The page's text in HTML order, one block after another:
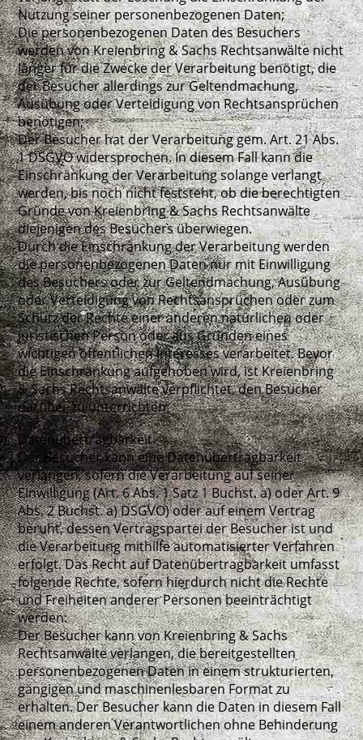
Nutzung seiner personenbezogenen Daten;
Die personenbezogenen Daten des Besuchers
werden von Kreienbring & Sachs Rechtsanwälte nicht
länger für die Zwecke der Verarbeitung benötigt, die
der Besucher allerdings zur Geltendmachung,
Ausübung oder Verteidigung von Rechtsansprüchen
benötigen;
Der Besucher hat der Verarbeitung gem. Art. 21 Abs.
1 DSGVO widersprochen. In diesem Fall kann die
Einschränkung der Verarbeitung solange verlangt
werden, bis noch nicht feststeht, ob die berechtigten
Gründe von Kreienbring & Sachs Rechtsanwälte
diejenigen des Besuchers überwiegen.
Durch die Einschränkung der Verarbeitung werden
die personenbezogenen Daten nur mit Einwilligung
des Besuchers oder zur Geltendmachung, Ausübung
oder Verteidigung von Rechtsansprüchen oder zum
Schutz der Rechte einer anderen natürlichen oder
juristischen Person oder aus Gründen eines
wichtigen öffentlichen Interesses verarbeitet. Bevor
die Einschränkung aufgehoben wird, ist Kreienbring
& Sachs Rechtsanwälte verpflichtet, den Besucher
darüber zu unterrichten.
Datenübertragbarkeit
Der Besucher kann eine Datenübertragbarkeit
verlangen, sofern die Verarbeitung auf seiner
Einwilligung (Art. 6 Abs. 1 Satz 1 Buchst. a) oder Art. 9
Abs. 2 Buchst. a) DSGVO) oder auf einem Vertrag
beruht, dessen Vertragspartei der Besucher ist und
die Verarbeitung mithilfe automatisierter Verfahren
erfolgt. Das Recht auf Datenübertragbarkeit umfasst
folgende Rechte, sofern hierdurch nicht die Rechte
und Freiheiten anderer Personen beeinträchtigt
werden:
Der Besucher kann von Kreienbring & Sachs
Rechtsanwälte verlangen, die bereitgestellten
personenbezogenen Daten in einem strukturierten,
gängigen und maschinenlesbaren Format zu
erhalten. Der Besucher kann die Daten in diesem Fall
einem anderen Verantwortlichen ohne Behinderung